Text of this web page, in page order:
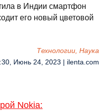
в Индии смартфон
его новый цветовой
Технологии, Наука
Июнь 24, 2023 | ilenta.com
Nokia: